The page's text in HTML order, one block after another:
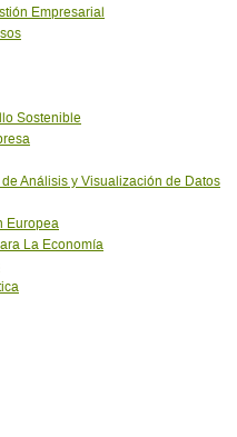
Empresarial
Sostenible
Análisis y Visualización de Datos
Europea
La Economía